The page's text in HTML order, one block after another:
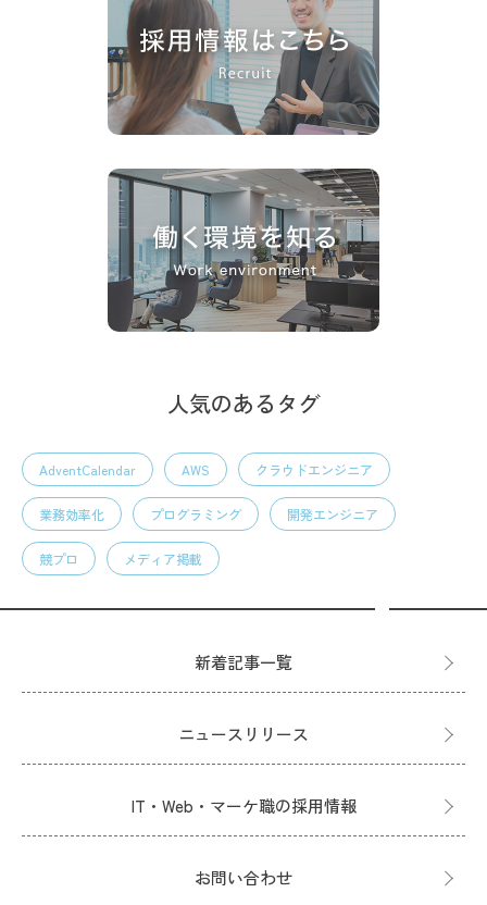
人気のあるタグ
AdventCalendar AWS クラウドエンジニア
業務効率化 プログラミング 開発エンジニア
競プロ メディア掲載
新着記事一覧
ニュースリリース
IT・Web・マーケ職の採用情報
お問い合わせ